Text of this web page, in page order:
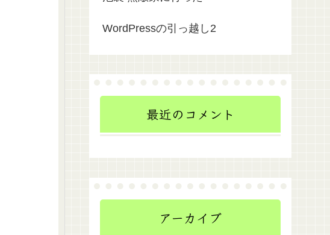
WordPressの引っ越し2
最近のコメント
アーカイブ